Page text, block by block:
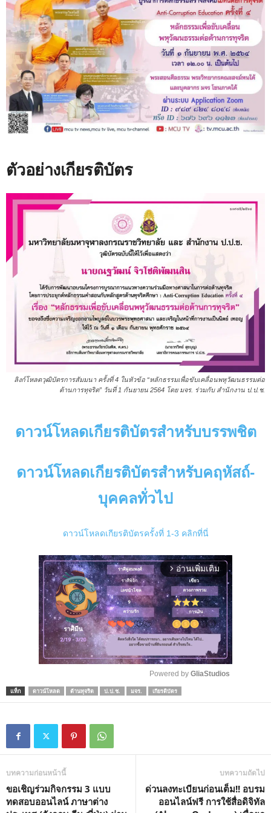
ตัวอย่างเกียรติบัตร
ลิงก์โหลดวุฒิบัตรการสัมมนา ครั้งที่ 4 ในหัวข้อ “หลักธรรมเพื่อขับเคลื่อนพหุวัฒนธรรมต่อ
ต้านการทุจริต” วันที่ 1 กันยายน 2564 โดย มจร. ร่วมกับ สำนักงาน ป.ป.ช.
ดาวน์โหลดเกียรติบัตรสำหรับบรรพชิต
ดาวน์โหลดเกียรติบัตรสำหรับคฤหัสถ์-
บุคคลทั่วไป
ดาวน์โหลดเกียรติบัตรครั้งที่ 1-3 คลิกที่นี่
arrow_forward_ios อ่านเพิ่มเติม
Powered by GliaStudios
แท็ก ดาวน์โหลด ต้านทุจริต ป.ป.ช. มจร. เกียรติบัตร
บทความก่อนหน้านี้
ขอเชิญร่วมกิจกรรม 3 แบบ
ทดสอบออนไลน์ ภาษาต่าง
บทความถัดไป
ด่วนลงทะเบียนก่อนเต็ม!! อบรม
ออนไลน์ฟรี การใช้สื่อดิจิทัล